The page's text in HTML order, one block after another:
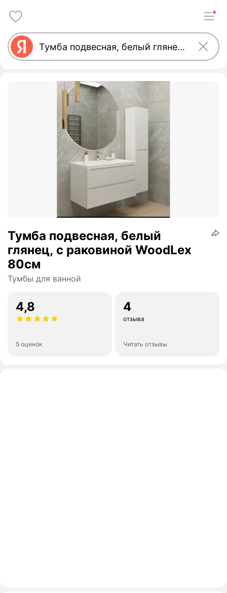
Тумба подвесная, белый
глянец, с раковиной WoodLex
80см
Тумбы для ванной
4,8
5 оценок
4
отзыва
Читать отзывы